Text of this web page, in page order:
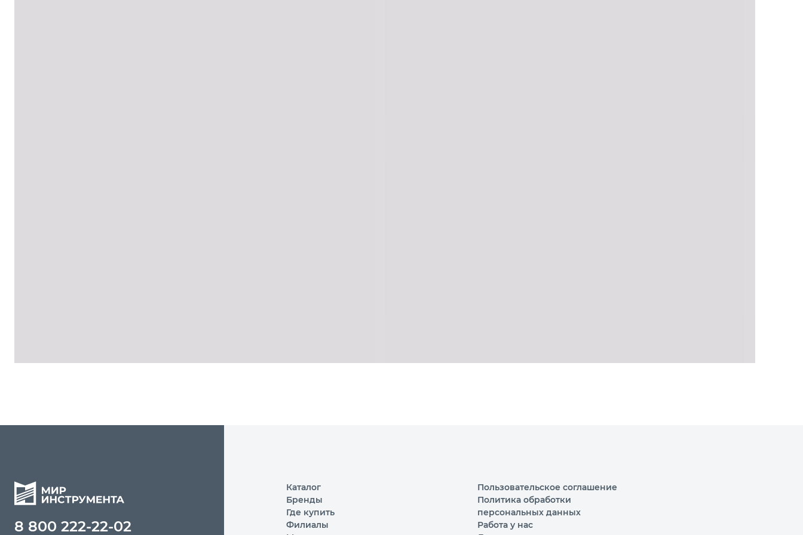
8 800 222-22-02
Каталог
Бренды
Где купить
Филиалы
Пользовательское соглашение
Политика обработки
персональных данных
Работа у нас